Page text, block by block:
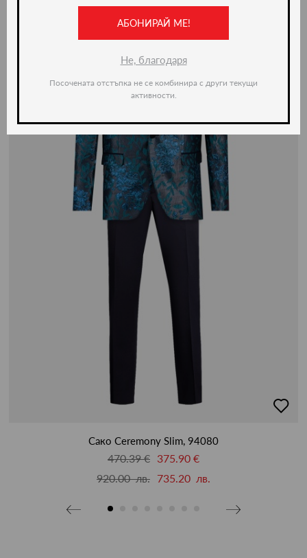
в
Сако Ceremony Slim, 94080
470.39 € 375.90 €
920.00 лв. 735.20 лв.
АБОНИРАЙ МЕ!
Не, благодаря
Посочената отстъпка не се комбинира с други текущи
активности.